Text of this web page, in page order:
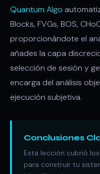
Quantum Algo
Blocks, FVGs, BOS,
proporcionándote el
añades la capa
selección de sesión y
encarga del análisis
ejecución subjetiva.
Conclusiones
Esta lección cubrió
para construir tu